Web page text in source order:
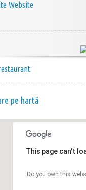
Website
pe hartă
This page can't
Do you own this